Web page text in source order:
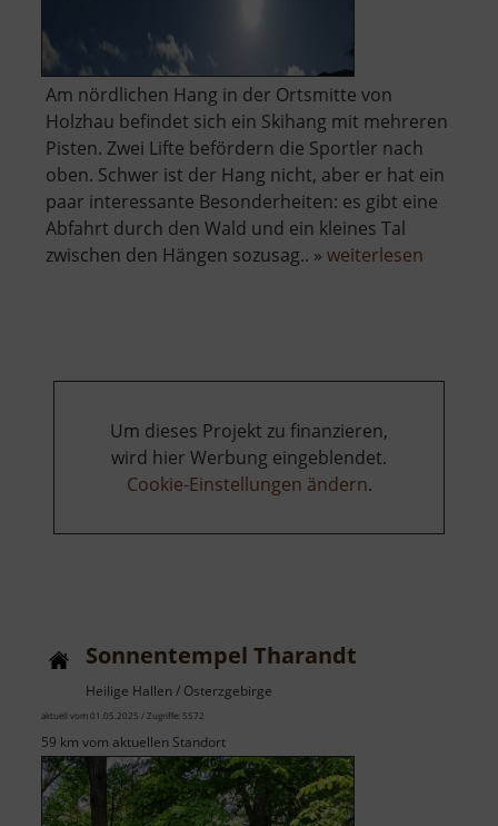
Am nördlichen Hang in der Ortsmitte von
Holzhau befindet sich ein Skihang mit mehreren
Pisten. Zwei Lifte befördern die Sportler nach
oben. Schwer ist der Hang nicht, aber er hat ein
paar interessante Besonderheiten: es gibt eine
Abfahrt durch den Wald und ein kleines Tal
zwischen den Hängen sozusag.. » weiterlesen
Um dieses Projekt zu finanzieren,
wird hier Werbung eingeblendet.
Cookie-Einstellungen ändern.
Sonnentempel Tharandt
Heilige Hallen / Osterzgebirge
aktuell vom 01.05.2025 / Zugriffe: 5572
59 km vom aktuellen Standort